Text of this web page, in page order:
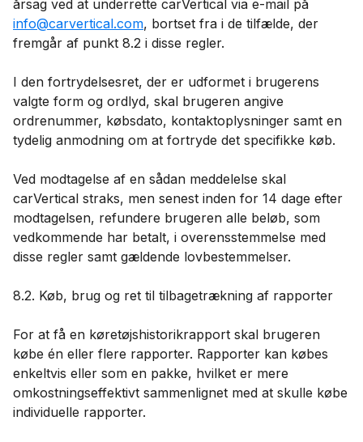
årsag ved at underrette carVertical via e-mail på
info@carvertical.com, bortset fra i de tilfælde, der
fremgår af punkt 8.2 i disse regler.
I den fortrydelsesret, der er udformet i brugerens
valgte form og ordlyd, skal brugeren angive
ordrenummer, købsdato, kontaktoplysninger samt en
tydelig anmodning om at fortryde det specifikke køb.
Ved modtagelse af en sådan meddelelse skal
carVertical straks, men senest inden for 14 dage efter
modtagelsen, refundere brugeren alle beløb, som
vedkommende har betalt, i overensstemmelse med
disse regler samt gældende lovbestemmelser.
8.2. Køb, brug og ret til tilbagetrækning af rapporter
For at få en køretøjshistorikrapport skal brugeren
købe én eller flere rapporter. Rapporter kan købes
enkeltvis eller som en pakke, hvilket er mere
omkostningseffektivt sammenlignet med at skulle købe
individuelle rapporter.